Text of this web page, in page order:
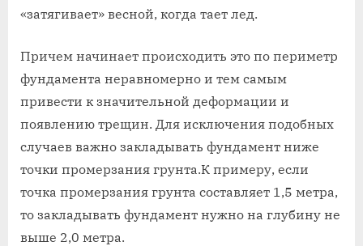
«затягивает» весной, когда тает лед.
Причем начинает происходить это по периметр
фундамента неравномерно и тем самым
привести к значительной деформации и
появлению трещин. Для исключения подобных
случаев важно закладывать фундамент ниже
точки промерзания грунта.К примеру, если
точка промерзания грунта составляет 1,5 метра,
то закладывать фундамент нужно на глубину не
выше 2,0 метра.